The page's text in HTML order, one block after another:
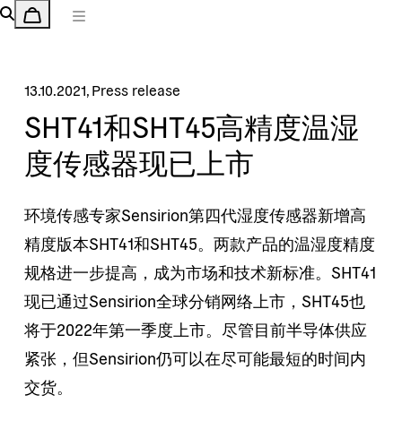
13.10.2021, Press release
SHT41和SHT45高精度温湿
度传感器现已上市
环境传感专家Sensirion第四代湿度传感器新增高
精度版本SHT41和SHT45。两款产品的温湿度精度
规格进一步提高，成为市场和技术新标准。SHT41
现已通过Sensirion全球分销网络上市，SHT45也
将于2022年第一季度上市。尽管目前半导体供应
紧张，但Sensirion仍可以在尽可能最短的时间内
交货。